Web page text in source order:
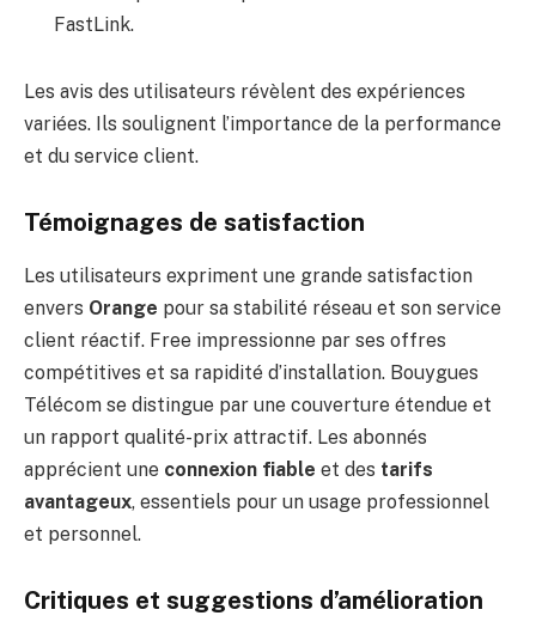
FastLink.
Les avis des utilisateurs révèlent des expériences
variées. Ils soulignent l’importance de la performance
et du service client.
Témoignages de satisfaction
Les utilisateurs expriment une grande satisfaction
envers Orange pour sa stabilité réseau et son service
client réactif. Free impressionne par ses offres
compétitives et sa rapidité d’installation. Bouygues
Télécom se distingue par une couverture étendue et
un rapport qualité-prix attractif. Les abonnés
apprécient une connexion fiable et des tarifs
avantageux, essentiels pour un usage professionnel
et personnel.
Critiques et suggestions d’amélioration